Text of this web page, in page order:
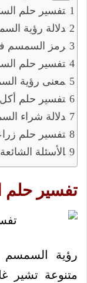
تفسير حلم
دلالة رؤية
رمز السمسم
تفسير حلم
معنى رؤية
تفسير حلم
دلالة شراء
تفسير حلم
الأسئلة الشائعة
تفسير حلم
رؤية السمسم
متنوعة تشير